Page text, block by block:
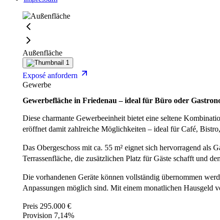
Außenfläche
Exposé anfordern
Gewerbe
Gewerbefläche in Friedenau – ideal für Büro oder
Diese charmante Gewerbeeinheit bietet eine seltene
eröffnet damit zahlreiche Möglichkeiten – ideal für Café,
Das Obergeschoss mit ca. 55 m² eignet sich hervorragend als
Terrassenfläche, die zusätzlichen Platz für Gäste schafft und
Die vorhandenen Geräte können vollständig übernommen
Anpassungen möglich sind. Mit einem monatlichen Hausgeld
Preis 295.000 €
Provision 7,14%